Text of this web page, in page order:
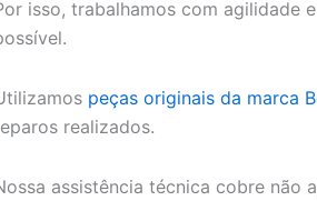
isso, trabalhamos com agilidade
peças originais da marca
realizados.
assistência técnica cobre não